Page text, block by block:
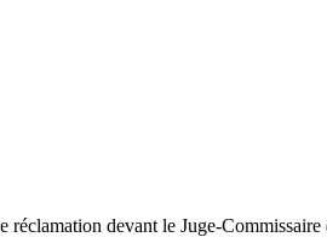
devant le Juge-